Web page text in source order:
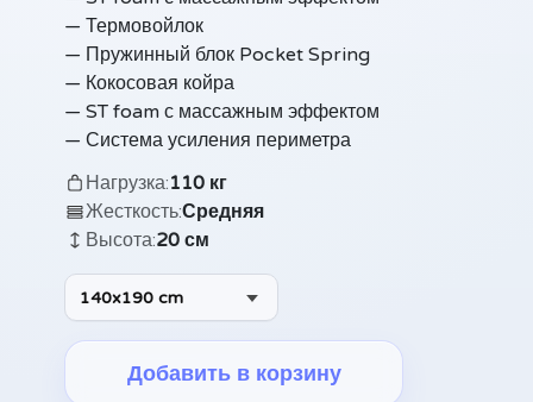
— Термовойлок
— Пружинный блок Pocket Spring
— Кокосовая койра
— ST foam с массажным эффектом
— Система усиления периметра
Нагрузка:110 кг
Жесткость:Средняя
Высота:20 см
140x190 cm
Добавить в корзину